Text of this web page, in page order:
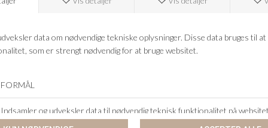
RETURRET
14 DAGES RETURRET
KUNDESERVICE
+46 86 60 21 22
ANDRE KØBTE OGSÅ